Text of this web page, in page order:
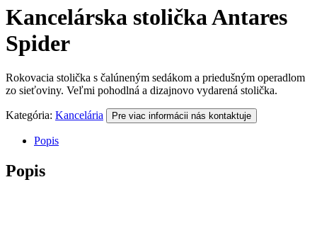
Kancelárska stolička Antares
Spider
Rokovacia stolička s čalúneným sedákom a priedušným operadlom
zo sieťoviny. Veľmi pohodlná a dizajnovo vydarená stolička.
Kategória: Kancelária Pre viac informácii nás kontaktuje
Popis
Popis